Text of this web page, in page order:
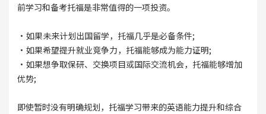
前学习和备考托福是非常值得的一项投资。
·如果未来计划出国留学，托福几乎是必备条件;
·如果希望提升就业竞争力，托福能够成为能力证明;
·如果想争取保研、交换项目或国际交流机会，托福能够增加
优势;
即使暂时没有明确规划，托福学习带来的英语能力提升和综合